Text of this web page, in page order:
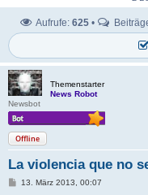
Aufrufe: 625 •
Themenstarter
News Robot
Newsbot
Offline
La violencia que no
B13. März 2013, 00:07